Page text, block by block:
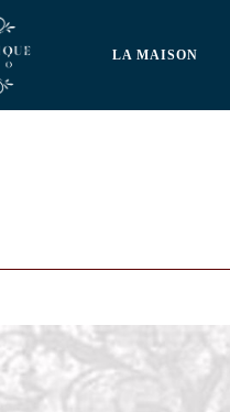
LA MAISON